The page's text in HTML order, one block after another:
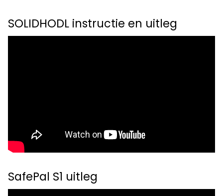
SOLIDHODL instructie en uitleg
SafePal S1 uitleg